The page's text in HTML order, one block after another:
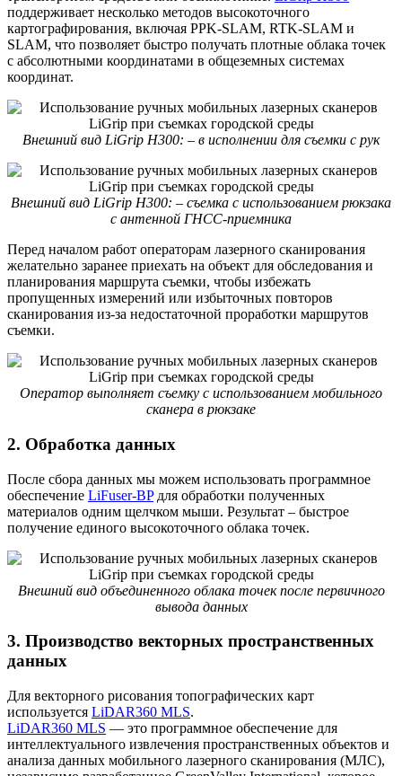
поддерживает несколько методов высокоточного
картографирования, включая PPK-SLAM, RTK-SLAM и
SLAM, что позволяет быстро получать плотные облака точек
с абсолютными координатами в общеземных системах
координат.
Внешний вид LiGrip H300: – в исполнении для съемки с рук
Внешний вид LiGrip H300: – съемка с использованием рюкзака
с антенной ГНСС-приемника
Перед началом работ операторам лазерного сканирования
желательно заранее приехать на объект для обследования и
планирования маршрута съемки, чтобы избежать
пропущенных измерений или избыточных повторов
сканирования из-за недостаточной проработки маршрутов
съемки.
Оператор выполняет съемку с использованием мобильного
сканера в рюкзаке
2. Обработка данных
После сбора данных мы можем использовать программное
обеспечение LiFuser-BPдля обработки полученных
материалов одним щелчком мыши. Результат – быстрое
получение единого высокоточного облака точек.
Внешний вид объединенного облака точек после первичного
вывода данных
3. Производство векторных пространственных
данных
Для векторного рисования топографических карт
используется LiDAR360 MLS.
LiDAR360 MLS — это программное обеспечение для
интеллектуального извлечения пространственных объектов и
анализа данных мобильного лазерного сканирования (МЛС),